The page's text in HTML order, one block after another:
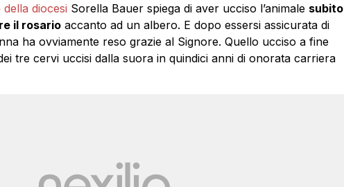
diocesi Sorella Bauer spiega di aver ucciso l’animale subito
il rosarioaccanto ad un albero. E dopo essersi assicurata di
ha ovviamente reso grazie al Signore. Quello ucciso a fine
tre cervi uccisi dalla suora in quindici anni di onorata carriera